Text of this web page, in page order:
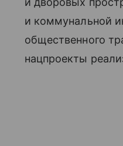
и коммунальной
общественного
нацпроекты